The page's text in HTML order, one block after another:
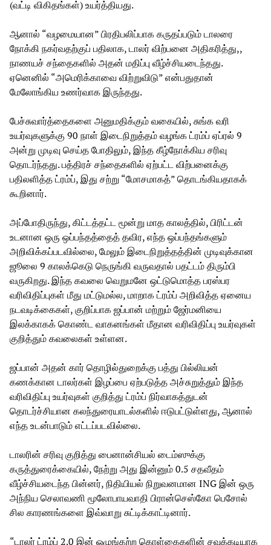
(வட்டி விகிதங்கள்) உயர்த்தியது.
ஆனால் “வழமையான” பிரதிபலிப்பாக கருதப்படும் டாலரை
நோக்கி நகர்வதற்குப் பதிலாக, டாலர் விற்பனை அதிகரித்து,,
நாணயச் சந்தைகளில் அதன் மதிப்பு வீழ்ச்சியடைந்தது.
ஏனெனில் “அமெரிக்காவை விற்றுவிடு” என்பதுதான்
மேலோங்கிய உணர்வாக இருந்தது.
பேச்சுவார்த்தைகளை அனுமதிக்கும் வகையில், சுங்க வரி
உயர்வுகளுக்கு 90 நாள் இடைநிறுத்தம் வழங்க ட்ரம்ப் ஏப்ரல் 9
அன்று முடிவு செய்த போதிலும், இந்த கீழ்நோக்கிய சரிவு
தொடர்ந்தது. பத்திரச் சந்தைகளில் ஏற்பட்ட விற்பனைக்கு
பதிலளித்த ட்ரம்ப், இது சற்று “மோசமாகத்” தொடங்கியதாகக்
கூறினார்.
அப்போதிருந்து, கிட்டத்தட்ட மூன்று மாத காலத்தில், பிரிட்டன்
உடனான ஒரு ஒப்பந்தத்தைத் தவிர, எந்த ஒப்பந்தங்களும்
அறிவிக்கப்படவில்லை, மேலும் இடைநிறுத்தத்தின் முடிவுக்கான
ஜூலை 9 காலக்கெடு நெருங்கி வருவதால் பதட்டம் திரும்பி
வருகிறது. இந்த கவலை வெறுமனே ஒட்டுமொத்த பரஸ்பர
வரிவிதிப்புகள் மீது மட்டுமல்ல, மாறாக ட்ரம்ப் அறிவித்த ஏனைய
நடவடிக்கைகள், குறிப்பாக ஜப்பான் மற்றும் ஜேர்மனியை
இலக்காகக் கொண்ட வாகனங்கள் மீதான வரிவிதிப்பு உயர்வுகள்
குறித்தும் கவலைகள் உள்ளன.
ஜப்பான் அதன் கார் தொழில்துறைக்கு பத்து பில்லியன்
கணக்கான டாலர்கள் இழப்பை ஏற்படுத்த அச்சுறுத்தும் இந்த
வரிவிதிப்பு உயர்வுகள் குறித்து ட்ரம்ப் நிர்வாகத்துடன்
தொடர்ச்சியான கலந்துரையாடல்களில் ஈடுபட்டுள்ளது, ஆனால்
எந்த உடன்பாடும் எட்டப்படவில்லை.
டாலரின் சரிவு குறித்து பைனான்சியல் டைம்ஸுக்கு
கருத்துரைக்கையில், நேற்று அது இன்னும் 0.5 சதவீதம்
வீழ்ச்சியடைந்த பின்னர், நிதியியல் நிறுவனமான ING இன் ஒரு
அந்நிய செலாவணி மூலோபாயவாதி பிரான்செஸ்கோ பெசோல்
சில காரணங்களை இவ்வாறு சுட்டிக்காட்டினார்.
“டாலர் ட்ரம்ப் 2.0 இன் ஒழுங்கற்ற கொள்கைகளின் சவுக்கடியாக